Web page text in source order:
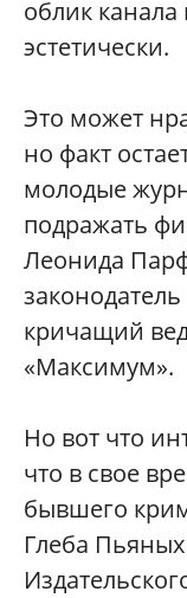
облик канала
эстетически.
Это может
но факт
молодые
подражать
Леонида
кричащий
«Максимум».
Но вот что
что в свое
бывшего
Глеба